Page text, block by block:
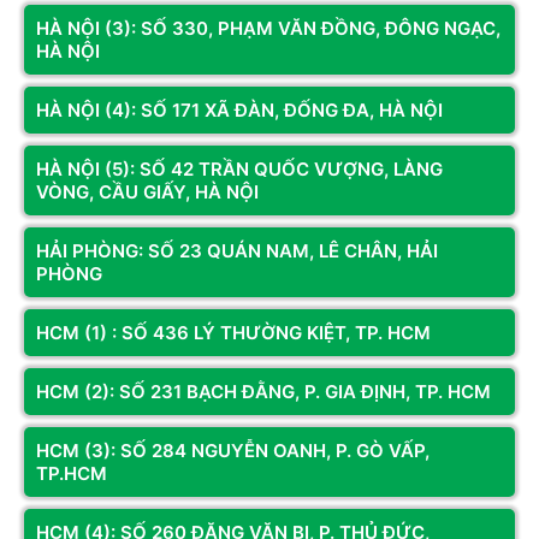
chơi sẽ cùng con trai Atreus trải qua một hành trình đầy cảm
xúc. Sự kết hợp hoàn hảo giữa đồ họa tuyệt đẹp, lối chơi hành
động nhập vai chặt chẽ và cốt truyện sâu sắc đã giúp God of
War trở thành một trong những tựa game được yêu thích nhất
mọi thời đại.
Death Stranding
HÀ NỘI (3): SỐ 330, PHẠM VĂN ĐỒNG, ĐÔNG NGẠC,
HÀ NỘI
HÀ NỘI (4): SỐ 171 XÃ ĐÀN, ĐỐNG ĐA, HÀ NỘI
HÀ NỘI (5): SỐ 42 TRẦN QUỐC VƯỢNG, LÀNG
VÒNG, CẦU GIẤY, HÀ NỘI
HẢI PHÒNG: SỐ 23 QUÁN NAM, LÊ CHÂN, HẢI
PHÒNG
HCM (1) : SỐ 436 LÝ THƯỜNG KIỆT, TP. HCM
HCM (2): SỐ 231 BẠCH ĐẰNG, P. GIA ĐỊNH, TP. HCM
HCM (3): SỐ 284 NGUYỄN OANH, P. GÒ VẤP,
TP.HCM
HCM (4): SỐ 260 ĐẶNG VĂN BI, P. THỦ ĐỨC,